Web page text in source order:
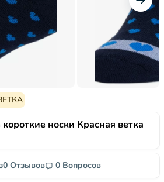
носки Красная ветка
0 Отзывов 0 Вопросов